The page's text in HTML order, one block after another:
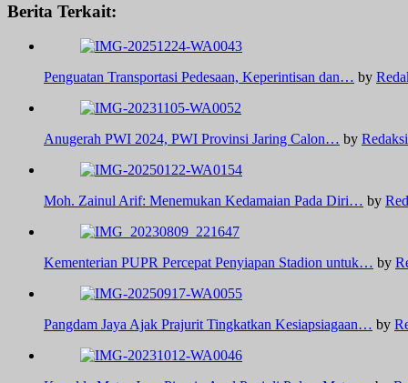
Berita Terkait:
Penguatan Transportasi Pedesaan, Keperintisan dan… by
Anugerah PWI 2024, PWI Provinsi Jaring Calon… by Redaksi
Moh. Zainul Arif: Menemukan Kedamaian Pada Diri… by
Kementerian PUPR Percepat Penyiapan Stadion untuk… by
Pangdam Jaya Ajak Prajurit Tingkatkan Kesiapsiagaan… by